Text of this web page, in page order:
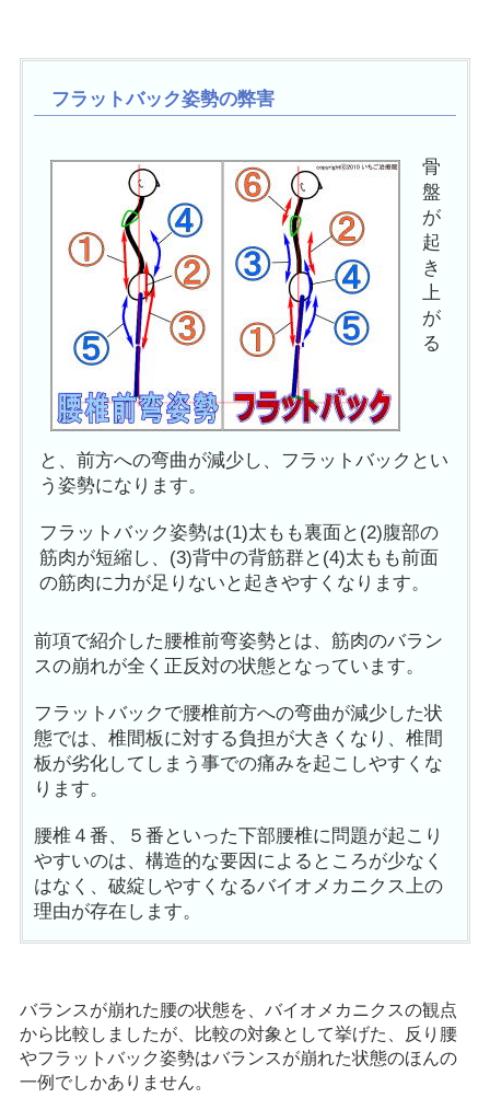
フラットバック姿勢の弊害
骨
盤
が
起
き
上
が
る
と、前方への弯曲が減少し、フラットバックとい
う姿勢になります。
フラットバック姿勢は(1)太もも裏面と(2)腹部の
筋肉が短縮し、(3)背中の背筋群と(4)太もも前面
の筋肉に力が足りないと起きやすくなります。
前項で紹介した腰椎前弯姿勢とは、筋肉のバラン
スの崩れが全く正反対の状態となっています。
フラットバックで腰椎前方への弯曲が減少した状
態では、椎間板に対する負担が大きくなり、椎間
板が劣化してしまう事での痛みを起こしやすくな
ります。
腰椎４番、５番といった下部腰椎に問題が起こり
やすいのは、構造的な要因によるところが少なく
はなく、破綻しやすくなるバイオメカニクス上の
理由が存在します。
バランスが崩れた腰の状態を、バイオメカニクスの観点
から比較しましたが、比較の対象として挙げた、反り腰
やフラットバック姿勢はバランスが崩れた状態のほんの
一例でしかありません。